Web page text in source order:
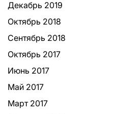
Декабрь 2019
Октябрь 2018
Сентябрь 2018
Октябрь 2017
Июнь 2017
Май 2017
Март 2017